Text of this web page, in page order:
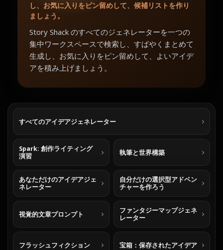
し、お気に入りをピン留めして、候補リストを作り
ましょう。
Story Shack のすべてのジェネレーターを一つの
集中ワークスペースで検索し、すばやくまとめて
生成し、お気に入りをピン留めして、よいアイデ
アを積み上げましょう。
すべてのアイデアジェネレーター
Spark: 創作ライティング
演習
執筆と世界構築
あなただけのアイデアジェ
ネレーター
自分だけの選択型アドベン
チャーを作ろう
視覚的文章プロンプト
ファンタジーマップジェネ
レーター
フラッシュフィクション 宝箱：保存されたアイデア